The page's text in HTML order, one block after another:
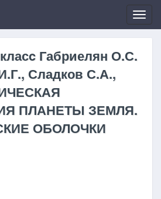
Габриелян О.С.
Сладков С.А.,
ПЛАНЕТЫ ЗЕМЛЯ.
ОБОЛОЧКИ